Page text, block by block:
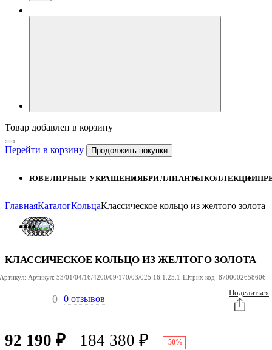
Товар добавлен в корзину
Перейти в корзину Продолжить покупки
ЮВЕЛИРНЫЕ УКРАШЕНИЯБРИЛЛИАНТЫКОЛЛЕКЦИИ
ГлавнаяКаталогКольцаКлассическое кольцо из желтого золота
КЛАССИЧЕСКОЕ КОЛЬЦО ИЗ ЖЕЛТОГО ЗОЛОТА
Артикул: Артикул: 53/01/04/16/4200/09/170/03/025:16.1.25.1 Штрих код: 8700002658606
0 0 отзывов
Поделиться
92 190 ₽ 184 380 ₽ -50%